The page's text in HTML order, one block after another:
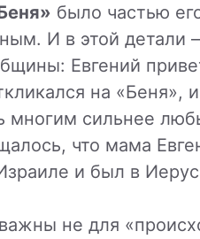
было частью
И в этой детали
Евгений
на «Беня»,
многим сильнее
что мама
и был в
не для